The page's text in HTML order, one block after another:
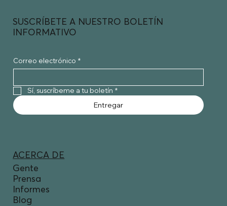
SUSCRÍBETE A NUESTRO BOLETÍN
INFORMATIVO
Correo electrónico *
Sí, suscríbeme a tu boletín *
Entregar
ACERCA DE
Gente
Prensa
Informes
Blog